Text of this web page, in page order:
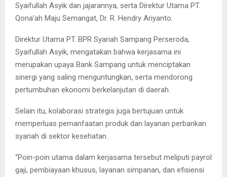
Syaifullah Asyik dan jajarannya, serta Direktur Utama PT.
Qona’ah Maju Semangat, Dr. R. Hendry Ariyanto.
Direktur Utama PT. BPR Syariah Sampang Perseroda,
Syaifullah Asyik, mengatakan bahwa kerjasama ini
merupakan upaya Bank Sampang untuk menciptakan
sinergi yang saling menguntungkan, serta mendorong
pertumbuhan ekonomi berkelanjutan di daerah.
Selain itu, kolaborasi strategis juga bertujuan untuk
memperluas pemanfaatan produk dan layanan perbankan
syariah di sektor kesehatan.
“Poin-poin utama dalam kerjasama tersebut meliputi payrol
gaji, pembiayaan khusus, layanan simpanan, dan efisiensi